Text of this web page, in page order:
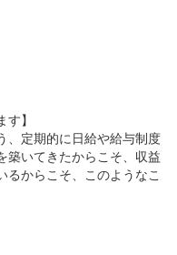
】
、定期的に日給や給与制度
築いてきたからこそ、収益
るからこそ、このようなこ